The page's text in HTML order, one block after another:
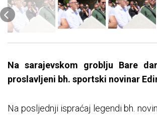
Na sarajevskom groblju Bare
proslavljeni bh. sportski novinar
Na posljednji ispraćaj legendi bh.